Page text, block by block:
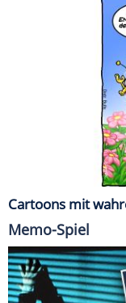
Cartoons mit
Memo-Spiel